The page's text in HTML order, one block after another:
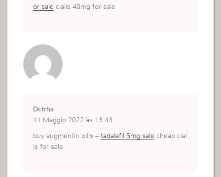
or sale cialis 40mg for sale
Dctrha
11 Maggio 2022 às 13:43
buy augmentin pills –tadalafil 5mg sale cheap cial
is for sale